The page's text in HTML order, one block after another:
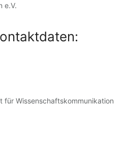
e.V.
für Wissenschaftskommunikation